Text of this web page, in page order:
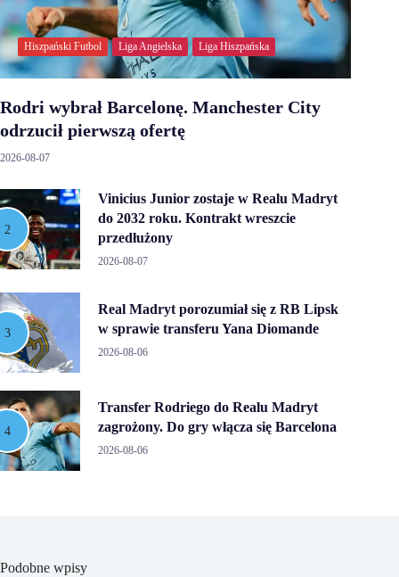
Hiszpański Futbol Liga Angielska Liga Hiszpańska
Rodri wybrał Barcelonę. Manchester City
odrzucił pierwszą ofertę
2026-08-07
Vinicius Junior zostaje w Realu Madryt
do 2032 roku. Kontrakt wreszcie
przedłużony
2026-08-07
Real Madryt porozumiał się z RB Lipsk
w sprawie transferu Yana Diomande
2026-08-06
Transfer Rodriego do Realu Madryt
zagrożony. Do gry włącza się Barcelona
2026-08-06
Podobne wpisy